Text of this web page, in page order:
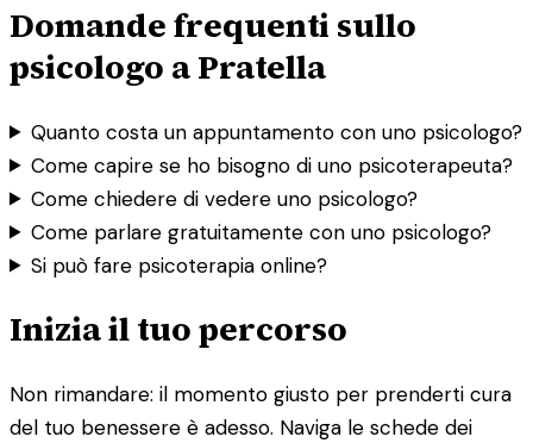
Domande frequenti sullo
psicologo a Pratella
Quanto costa un appuntamento con uno psicologo?
Come capire se ho bisogno di uno psicoterapeuta?
Come chiedere di vedere uno psicologo?
Come parlare gratuitamente con uno psicologo?
Si può fare psicoterapia online?
Inizia il tuo percorso
Non rimandare: il momento giusto per prenderti cura
del tuo benessere è adesso. Naviga le schede dei